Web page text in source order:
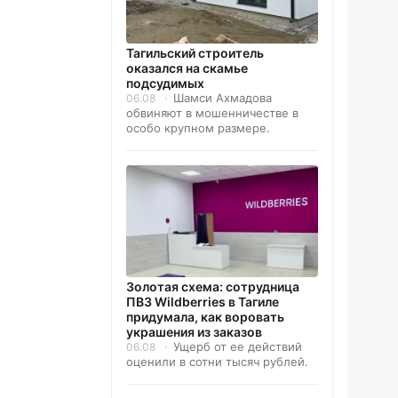
Тагильский строитель
оказался на скамье
подсудимых
06.08
Шамси Ахмадова
обвиняют в мошенничестве в
особо крупном размере.
Золотая схема: сотрудница
ПВЗ Wildberries в Тагиле
придумала, как воровать
украшения из заказов
06.08
Ущерб от ее действий
оценили в сотни тысяч рублей.